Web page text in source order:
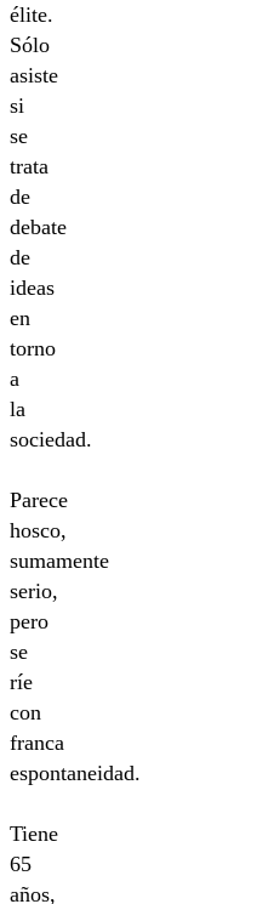
élite.
Sólo
asiste
si
se
trata
de
debate
de
ideas
en
torno
a
la
sociedad.
Parece
hosco,
sumamente
serio,
pero
se
ríe
con
franca
espontaneidad.
Tiene
65
años,